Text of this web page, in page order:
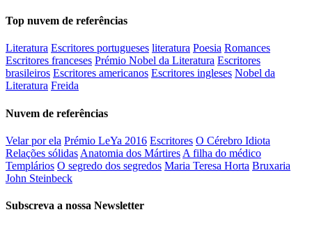
Top nuvem de referências
Literatura Escritores portugueses literatura Poesia Romances
Escritores franceses Prémio Nobel da Literatura Escritores
brasileiros Escritores americanos Escritores ingleses Nobel da
Literatura Freida
Nuvem de referências
Velar por ela Prémio LeYa 2016 Escritores O Cérebro Idiota
Relações sólidas Anatomia dos Mártires A filha do médico
Templários O segredo dos segredos Maria Teresa Horta Bruxaria
John Steinbeck
Subscreva a nossa Newsletter